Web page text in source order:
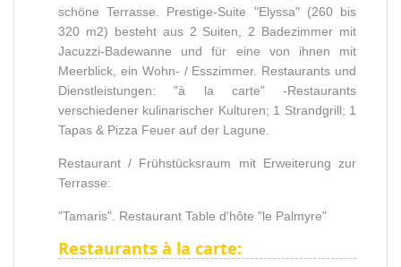
schöne Terrasse. Prestige-Suite "Elyssa" (260 bis
320 m2) besteht aus 2 Suiten, 2 Badezimmer mit
Jacuzzi-Badewanne und für eine von ihnen mit
Meerblick, ein Wohn- / Esszimmer. Restaurants und
Dienstleistungen: "à la carte" -Restaurants
verschiedener kulinarischer Kulturen; 1 Strandgrill; 1
Tapas & Pizza Feuer auf der Lagune.
Restaurant / Frühstücksraum mit Erweiterung zur
Terrasse:
"Tamaris". Restaurant Table d'hôte "le Palmyre"
Restaurants à la carte: